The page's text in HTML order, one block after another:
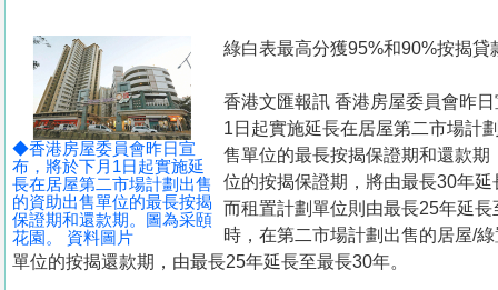
置
業
手
冊
關
於
我
◆香港房屋委員會昨日宣
布，將於下月1日起實施延
長在居屋第二市場計劃出售
的資助出售單位的最長按揭
保證期和還款期。圖為采頤
花園。 資料圖片
綠白表最高分獲95%和90%按揭貸
香港文匯報訊 香港房屋委員會昨
1日起實施延長在居屋第二市場計
售單位的最長按揭保證期和還款期
位的按揭保證期，將由最長30年
而租置計劃單位則由最長25年延
時，在第二市場計劃出售的居屋/
單位的按揭還款期，由最長25年延長至最長30年。